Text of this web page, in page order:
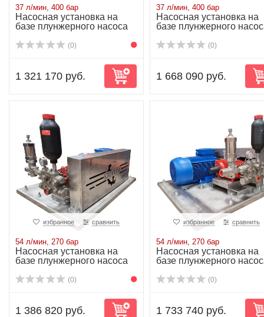
37 л/мин, 400 бар
Насосная установка на
базе плунжерного насоса
(0)
1 321 170 руб.
37 л/мин, 400 бар
Насосная установка на
базе плунжерного
(0)
1 668 090 руб.
избранное сравнить
54 л/мин, 270 бар
Насосная установка на
базе плунжерного насоса
(0)
1 386 820 руб.
избранное сравнить
54 л/мин, 270 бар
Насосная установка на
базе плунжерного
(0)
1 733 740 руб.